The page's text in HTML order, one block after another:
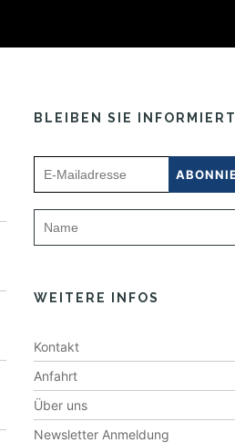
BLEIBEN SIE INFORMIERT
WEITERE INFOS
Kontakt
Anfahrt
Über uns
Newsletter Anmeldung